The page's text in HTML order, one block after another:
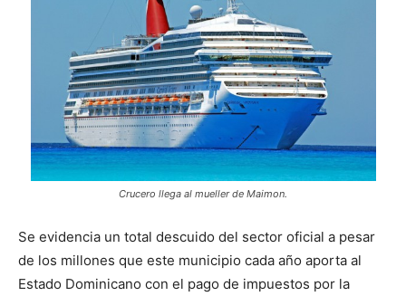
Crucero llega al mueller de Maimon.
Se evidencia un total descuido del sector oficial a pesar
de los millones que este municipio cada año aporta al
Estado Dominicano con el pago de impuestos por la